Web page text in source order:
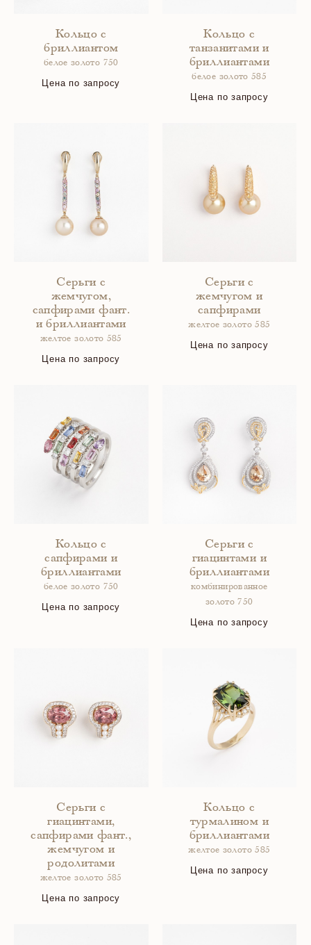
Кольцо с
бриллиантом
белое золото 750
Цена по запросу
Кольцо с
танзанитами и
бриллиантами
белое золото 585
Цена по запросу
Серьги с
жемчугом,
сапфирами фант.
и бриллиантами
желтое золото 585
Цена по запросу
Серьги с
жемчугом и
сапфирами
желтое золото 585
Цена по запросу
Кольцо с
сапфирами и
бриллиантами
белое золото 750
Цена по запросу
Серьги с
гиацинтами и
бриллиантами
комбинированное
золото 750
Цена по запросу
Серьги с
гиацинтами,
сапфирами фант.,
жемчугом и
родолитами
желтое золото 585
Цена по запросу
Кольцо с
турмалином и
бриллиантами
желтое золото 585
Цена по запросу